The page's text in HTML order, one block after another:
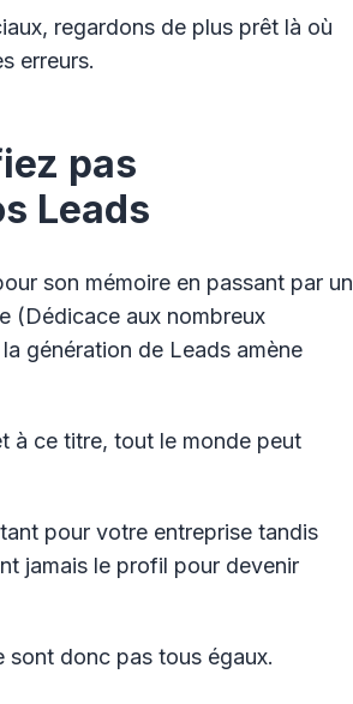
regardons de plus prêt là où
erreurs.
pas
Leads
son mémoire en passant par un
(Dédicace aux nombreux
génération de Leads amène
à ce titre, tout le monde peut
pour votre entreprise tandis
jamais le profil pour devenir
sont donc pas tous égaux.